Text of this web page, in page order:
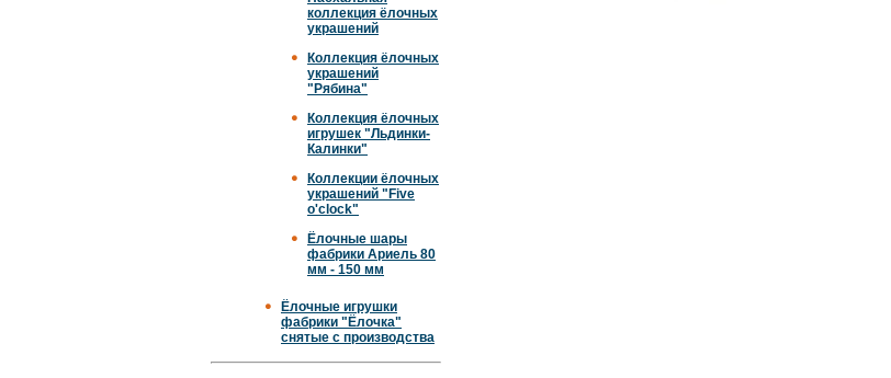
коллекция ёлочных
украшений
Коллекция ёлочных
украшений
"Рябина"
Коллекция ёлочных
игрушек "Льдинки-
Калинки"
Коллекции ёлочных
украшений "Five
o'clock"
Ёлочные шары
фабрики Ариель 80
мм - 150 мм
Ёлочные игрушки
фабрики "Ёлочка"
снятые с производства